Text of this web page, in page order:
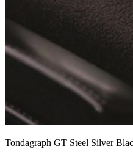
Tondagraph GT Steel Silver